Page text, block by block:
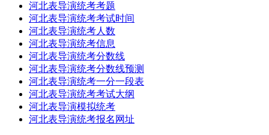
河北表导演统考考题
河北表导演统考考试时间
河北表导演统考人数
河北表导演统考信息
河北表导演统考分数线
河北表导演统考分数线预测
河北表导演统考一分一段表
河北表导演统考考试大纲
河北表导演模拟统考
河北表导演统考报名网址